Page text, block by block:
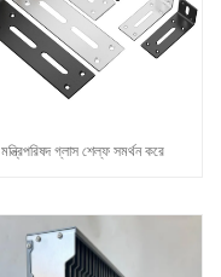
মন্ত্রিপরিষদ গ্লাস শেল্ফ সমর্থন করে